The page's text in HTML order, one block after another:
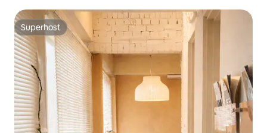
Superhost
Superhost